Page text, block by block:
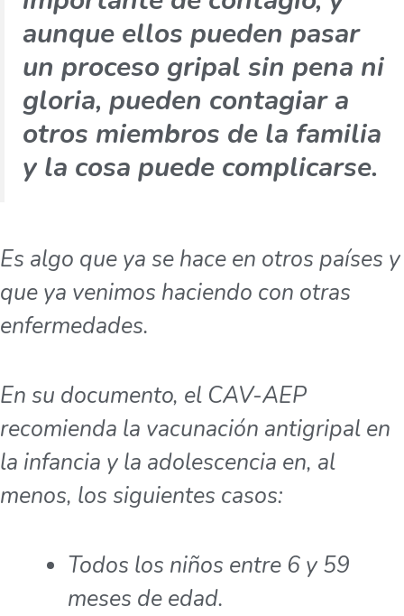
aunque ellos pueden pasar
un proceso gripal sin pena ni
gloria, pueden contagiar a
otros miembros de la familia
y la cosa puede complicarse.
Es algo que ya se hace en otros países y
que ya venimos haciendo con otras
enfermedades.
En su documento, el CAV-AEP
recomienda la vacunación antigripal en
la infancia y la adolescencia en, al
menos, los siguientes casos:
Todos los niños entre 6 y 59
meses de edad.